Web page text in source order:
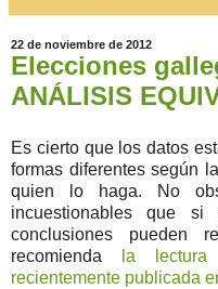
22 de noviembre de 2012
Elecciones
ANÁLISIS
Es cierto que los datos
formas diferentes según
quien lo haga. No
incuestionables que
conclusiones pueden
recomienda
la
recientemente publicada